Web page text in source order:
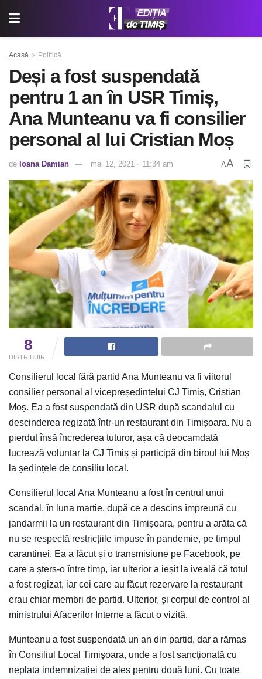
Acasă Politică
Deși a fost suspendată
pentru 1 an în USR Timiș,
Ana Munteanu va fi consilier
personal al lui Cristian Moș
de Ioana Damian mai 12, 2021 ◦ 11:34 am AA
8
DISTRIBUIRI
Consilierul local fără partid Ana Munteanu va fi viitorul
consilier personal al vicepreședintelui CJ Timiș, Cristian
Moș. Ea a fost suspendată din USR după scandalul cu
descinderea regizată într-un restaurant din Timișoara. Nu a
pierdut însă încrederea tuturor, așa că deocamdată
lucrează voluntar la CJ Timiș și participă din biroul lui Moș
la ședințele de consiliu local.
Consilierul local Ana Munteanu a fost în centrul unui
scandal, în luna martie, după ce a descins împreună cu
jandarmii la un restaurant din Timișoara, pentru a arăta că
nu se respectă restricțiile impuse în pandemie, pe timpul
carantinei. Ea a făcut și o transmisiune pe Facebook, pe
care a șters-o între timp, iar ulterior a ieșit la iveală că totul
a fost regizat, iar cei care au făcut rezervare la restaurant
erau chiar membri de partid. Ulterior, și corpul de control al
ministrului Afacerilor Interne a făcut o vizită.
Munteanu a fost suspendată un an din partid, dar a rămas
în Consiliul Local Timișoara, unde a fost sancționată cu
neplata indemnizației de ales pentru două luni. Cu toate